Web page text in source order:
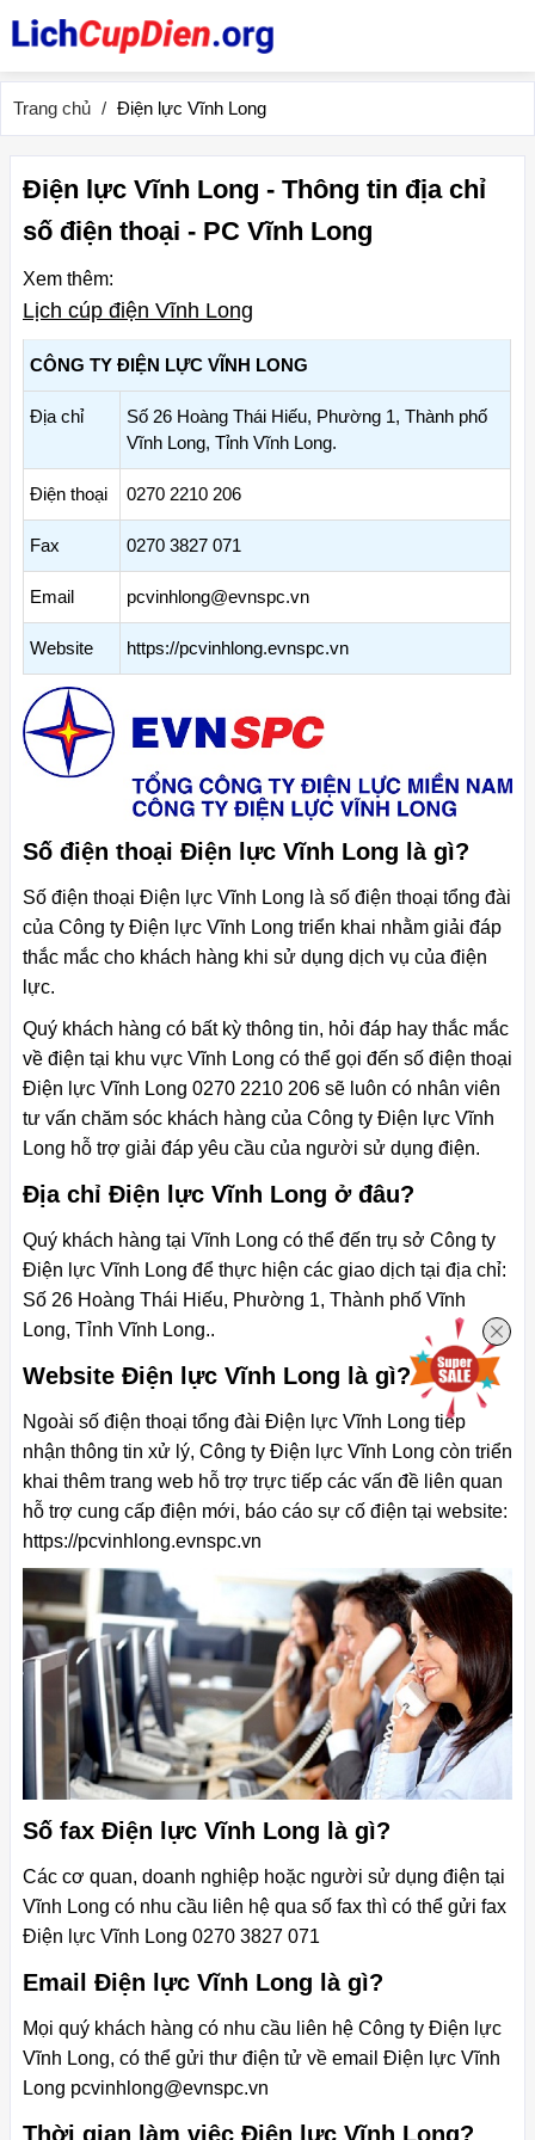
Trang chủ Điện lực Vĩnh Long
Điện lực Vĩnh Long - Thông tin địa chỉ
số điện thoại - PC Vĩnh Long
Xem thêm:
Lịch cúp điện Vĩnh Long
CÔNG TY ĐIỆN LỰC VĨNH LONG
Địa chỉ
Số 26 Hoàng Thái Hiếu, Phường 1, Thành phố
Vĩnh Long, Tỉnh Vĩnh Long.
Điện thoại 0270 2210 206
Fax 0270 3827 071
Email pcvinhlong@evnspc.vn
Website https://pcvinhlong.evnspc.vn
Số điện thoại Điện lực Vĩnh Long là gì?
Số điện thoại Điện lực Vĩnh Long là số điện thoại tổng đài
của Công ty Điện lực Vĩnh Long triển khai nhằm giải đáp
thắc mắc cho khách hàng khi sử dụng dịch vụ của điện
lực.
Quý khách hàng có bất kỳ thông tin, hỏi đáp hay thắc mắc
về điện tại khu vực Vĩnh Long có thể gọi đến số điện thoại
Điện lực Vĩnh Long 0270 2210 206 sẽ luôn có nhân viên
tư vấn chăm sóc khách hàng của Công ty Điện lực Vĩnh
Long hỗ trợ giải đáp yêu cầu của người sử dụng điện.
Địa chỉ Điện lực Vĩnh Long ở đâu?
Quý khách hàng tại Vĩnh Long có thể đến trụ sở Công ty
Điện lực Vĩnh Long để thực hiện các giao dịch tại địa chỉ:
Số 26 Hoàng Thái Hiếu, Phường 1, Thành phố Vĩnh
Long, Tỉnh Vĩnh Long..
Website Điện lực Vĩnh Long là gì?
Ngoài số điện thoại tổng đài Điện lực Vĩnh Long tiếp
nhận thông tin xử lý, Công ty Điện lực Vĩnh Long còn triển
khai thêm trang web hỗ trợ trực tiếp các vấn đề liên quan
hỗ trợ cung cấp điện mới, báo cáo sự cố điện tại website:
https://pcvinhlong.evnspc.vn
Số fax Điện lực Vĩnh Long là gì?
Các cơ quan, doanh nghiệp hoặc người sử dụng điện tại
Vĩnh Long có nhu cầu liên hệ qua số fax thì có thể gửi fax
Điện lực Vĩnh Long 0270 3827 071
Email Điện lực Vĩnh Long là gì?
Mọi quý khách hàng có nhu cầu liên hệ Công ty Điện lực
Vĩnh Long, có thể gửi thư điện tử về email Điện lực Vĩnh
Long pcvinhlong@evnspc.vn
Thời gian làm việc Điện lực Vĩnh Long?